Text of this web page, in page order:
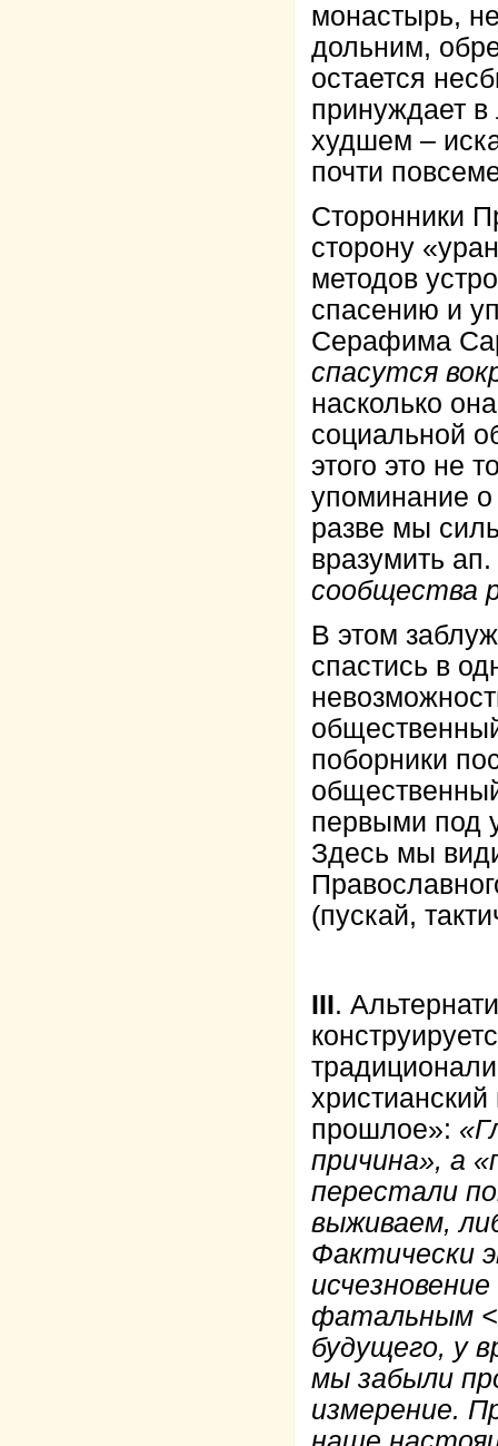
монастырь,
дольним,
остается
принуждает в
худшем –
почти
Сторонники
сторону
методов
спасению и
Серафима
спасутся
насколько
социальной
этого это не
упоминание о
разве мы
вразумить
сообщества
В этом
спастись в
поборники
первыми под
Здесь мы
(пускай,
III.
прошлое»:
причина», а
перестали
выживаем,
Фактически
фатальным
будущего, у
мы забыли
измерение.